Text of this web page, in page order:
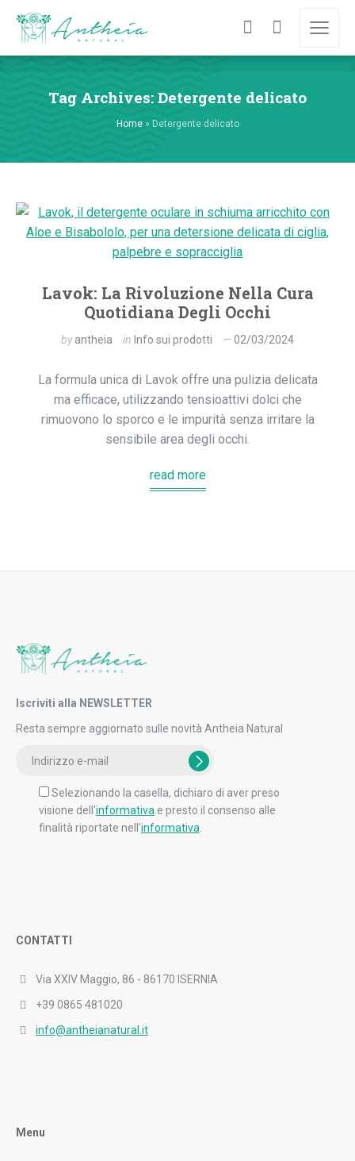
Tag Archives: Detergente delicato
Home» Detergente delicato
Lavok: La Rivoluzione Nella Cura
Quotidiana Degli Occhi
byantheia in Info sui prodotti 02/03/2024
La formula unica di Lavok offre una pulizia delicata
ma efficace, utilizzando tensioattivi dolci che
rimuovono lo sporco e le impurità senza irritare la
sensibile area degli occhi.
read more
Iscriviti alla NEWSLETTER
Resta sempre aggiornato sulle novità Antheia Natural
Selezionando la casella, dichiaro di aver preso
visione dell'informativa e presto il consenso alle
finalità riportate nell'informativa.
CONTATTI
Via XXIV Maggio, 86 - 86170 ISERNIA
+39 0865 481020
info@antheianatural.it
Menu